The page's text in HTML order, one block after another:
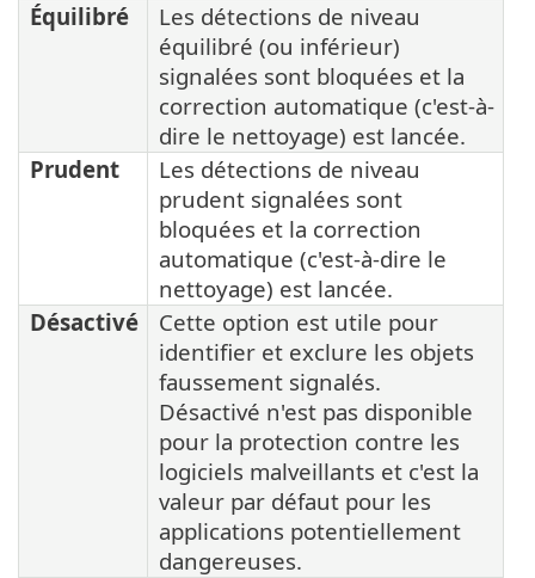
Équilibré
Les détections de niveau
équilibré (ou inférieur)
signalées sont bloquées et la
correction automatique (c'est-à-
dire le nettoyage) est lancée.
Prudent
Les détections de niveau
prudent signalées sont
bloquées et la correction
automatique (c'est-à-dire le
nettoyage) est lancée.
Désactivé
Cette option est utile pour
identifier et exclure les objets
faussement signalés.
Désactivé n'est pas disponible
pour la protection contre les
logiciels malveillants et c'est la
valeur par défaut pour les
applications potentiellement
dangereuses.